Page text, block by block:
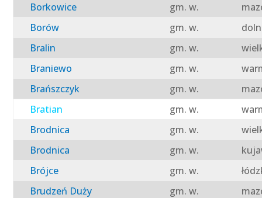
Borkowice
gm. w.
Borów
gm. w.
Bralin
gm. w.
Braniewo
gm. w.
Brańszczyk
gm. w.
Bratian
gm. w.
Brodnica
gm. w.
Brodnica
gm. w.
Brójce
gm. w.
Brudzeń Duży
gm. w.